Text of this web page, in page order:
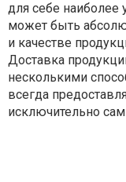
для себе
может быть
и качестве
Доставка
несколькими
всегда
исключительно